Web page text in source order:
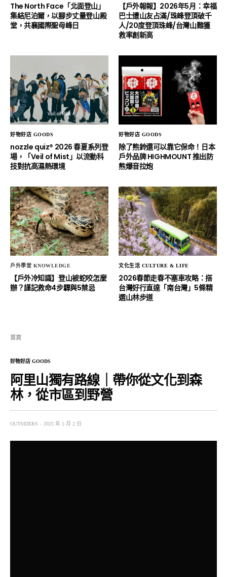
The North Face「北面登山」
集結尼泊爾，以腳步丈量登山殿
堂，共襄國際聖母峰日
【戶外報報】2026年5月：幸福
巴士遭山友占滿/珠峰登頂破千
人/20度登頂珠峰/台灣山難獲
救率創新高
好物好店 GOODS
nozzle quiz® 2026 春夏系列登
場，「Veil of Mist」以流動科
技對抗高濕熱環境
好物好店 GOODS
除了熊鈴還可以靠它保命！日本
戶外品牌 HIGHMOUNT 推出防
熊爆音拉炮
戶外學堂 KNOWLEDGE
【戶外冷知識】登山被蛇咬怎麼
辦？謹記救命4步驟與5禁忌
文化生活 CULTURE & LIFE
2026春節走春不塞車攻略：搭
台灣好行直達「南台灣」5條精
選山林步道
首頁
好物好店 GOODS
阿里山獨有路線｜帶你從文化到森
林，從市區到野營
OUTSIDERS 2025 年 5 月 2 日